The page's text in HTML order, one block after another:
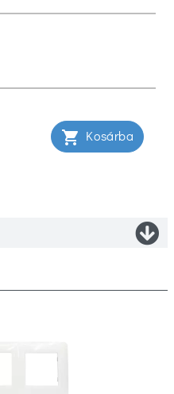
shopping_cart Kosárba